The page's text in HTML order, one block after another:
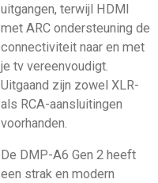
uitgangen, terwijl HDMI
met ARC ondersteuning de
connectiviteit naar en met
je tv vereenvoudigt.
Uitgaand zijn zowel XLR-
als RCA-aansluitingen
voorhanden.
De DMP-A6 Gen 2 heeft
een strak en modern